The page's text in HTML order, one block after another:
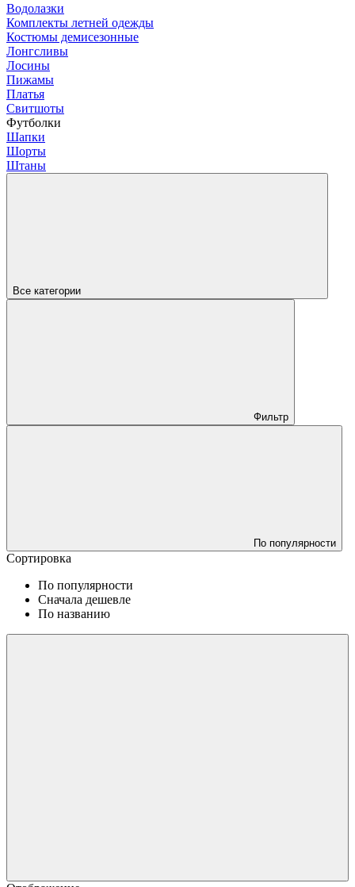
Водолазки
Комплекты летней одежды
Костюмы демисезонные
Лонгсливы
Лосины
Пижамы
Платья
Свитшоты
Футболки
Шапки
Шорты
Штаны
Все категории
Фильтр
По популярности
Сортировка
По популярности
Сначала дешевле
По названию